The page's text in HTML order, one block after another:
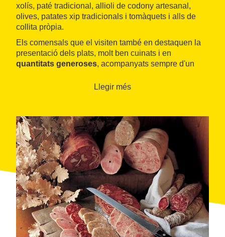
xolís, paté tradicional, allioli de codony artesanal,
olives, patates xip tradicionals i tomàquets i alls de
collita pròpia.
Els comensals que el visiten també en destaquen la
presentació dels plats, molt ben cuinats i en
quantitats generoses, acompanyats sempre d'un
Llegir més